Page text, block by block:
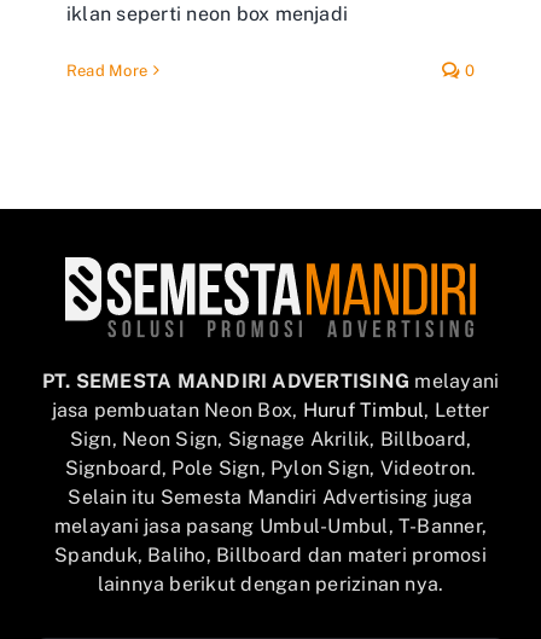
iklan seperti neon box menjadi
Read More 0
PT. SEMESTA MANDIRI ADVERTISING melayani
jasa pembuatan Neon Box, Huruf Timbul, Letter
Sign, Neon Sign, Signage Akrilik, Billboard,
Signboard, Pole Sign, Pylon Sign, Videotron.
Selain itu Semesta Mandiri Advertising juga
melayani jasa pasang Umbul-Umbul, T-Banner,
Spanduk, Baliho, Billboard dan materi promosi
lainnya berikut dengan perizinan nya.